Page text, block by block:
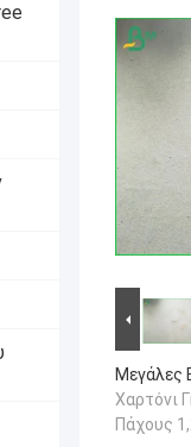
Μεγάλες
Χαρτόνι
Πάχους